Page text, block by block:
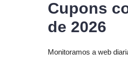
Cupons
de 2026
Monitoramos a web